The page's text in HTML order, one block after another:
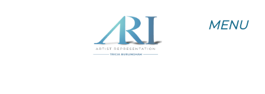
MENU
MENU